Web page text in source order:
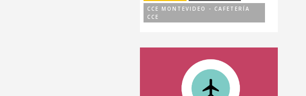
CCE MONTEVIDEO - CAFETERÍA
CCE